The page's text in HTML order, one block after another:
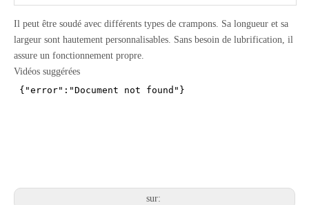
Il peut être soudé avec différents types de crampons. Sa longueur et sa
largeur sont hautement personnalisables. Sans besoin de lubrification, il
assure un fonctionnement propre.
Vidéos suggérées
sur: